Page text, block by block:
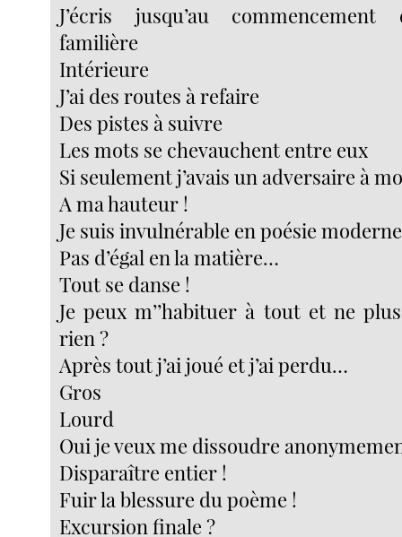
J’écris jusqu’au commencement
familière
Intérieure
J’ai des routes à refaire
Des pistes à suivre
Les mots se chevauchent entre eux
Si seulement j’avais un adversaire à
A ma hauteur !
Je suis invulnérable en poésie
Pas d’égal en la matière…
Tout se danse !
Je peux m’’habituer à tout et ne
rien ?
Après tout j’ai joué et j’ai perdu…
Gros
Lourd
Oui je veux me dissoudre
Disparaître entier !
Fuir la blessure du poème !
Excursion finale ?